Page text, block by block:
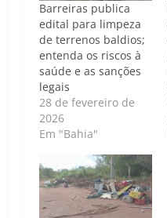
Barreiras publica
edital para limpeza
de terrenos baldios;
entenda os riscos à
saúde e as sanções
legais
28 de fevereiro de
2026
Em "Bahia"